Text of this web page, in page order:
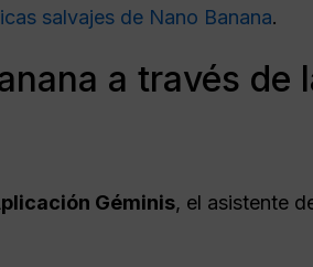
salvajes de Nano Banana.
a través de
Géminis, el asistente